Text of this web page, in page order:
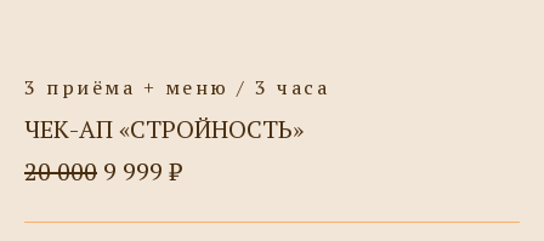
3 приёма + меню / 3 часа
ЧЕК-АП «СТРОЙНОСТЬ»
20 000 9 999 ₽